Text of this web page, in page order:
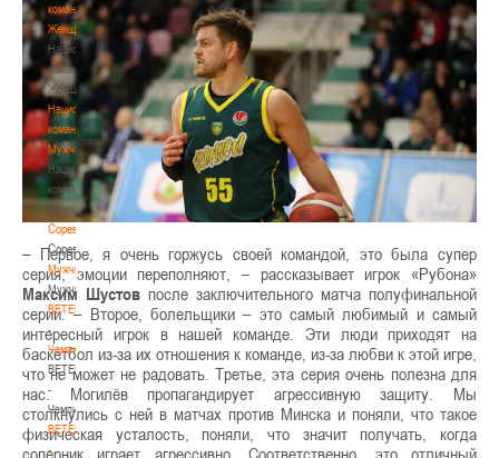
команда.
Женщины
Национальная
команда.
Женщины
Национальная
команда.
Мужчины
Национальная
команда.
Мужчины
Соревнования
Соревнования
Мужчины
Мужчины
BETERA
-
Чемпионат
BETERA
-
Чемпионат
BETERA
-
– Первое, я очень горжусь своей командой, это была супер
серия, эмоции переполняют, – рассказывает игрок «Рубона»
Максим Шустов после заключительного матча полуфинальной
серии. – Второе, болельщики – это самый любимый и самый
интересный игрок в нашей команде. Эти люди приходят на
баскетбол из-за их отношения к команде, из-за любви к этой игре,
что не может не радовать. Третье, эта серия очень полезна для
нас. Могилёв пропагандирует агрессивную защиту. Мы
столкнулись с ней в матчах против Минска и поняли, что такое
физическая усталость, поняли, что значит получать, когда
соперник играет агрессивно. Соответственно, это отличный